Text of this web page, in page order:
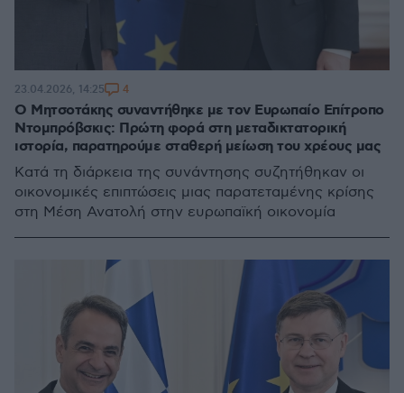
Ο Μητσοτάκης συναντήθηκε με τον Ευρωπαίο Επίτροπο
Ντομπρόβσκις: Πρώτη φορά στη μεταδικτατορική
ιστορία, παρατηρούμε σταθερή μείωση του χρέους μας
Κατά τη διάρκεια της συνάντησης συζητήθηκαν οι
οικονομικές επιπτώσεις μιας παρατεταμένης κρίσης
στη Μέση Ανατολή στην ευρωπαϊκή οικονομία
23.04.2026, 14:25 4